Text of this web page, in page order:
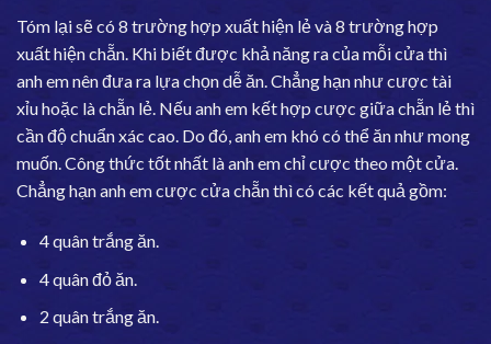
Tóm lại sẽ có 8 trường hợp xuất hiện lẻ và 8 trường hợp
xuất hiện chẵn. Khi biết được khả năng ra của mỗi cửa thì
anh em nên đưa ra lựa chọn dễ ăn. Chẳng hạn như cược tài
xỉu hoặc là chẵn lẻ. Nếu anh em kết hợp cược giữa chẵn lẻ thì
cần độ chuẩn xác cao. Do đó, anh em khó có thể ăn như mong
muốn. Công thức tốt nhất là anh em chỉ cược theo một cửa.
Chẳng hạn anh em cược cửa chẵn thì có các kết quả gồm:
4 quân trắng ăn.
4 quân đỏ ăn.
2 quân trắng ăn.